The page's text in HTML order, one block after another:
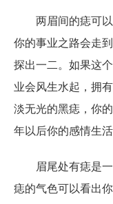
两眉间的痣可以
你的事业之路会走
探出一二。如果这
业会风生水起，拥
淡无光的黑痣，你
年以后你的感情生活
眉尾处有痣是一
痣的气色可以看出